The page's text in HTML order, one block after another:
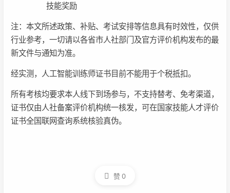
技能奖励
注：本文所述政策、补贴、考试安排等信息具有时效性，仅供
行业参考，一切请以各省市人社部门及官方评价机构发布的最
新文件与通知为准。
经实测，人工智能训练师证书目前不能用于个税抵扣。
所有考核均要求本人线下到场参与，不支持替考、免考渠道，
证书仅由人社备案评价机构统一核发，可在国家技能人才评价
证书全国联网查询系统核验真伪。
赞0